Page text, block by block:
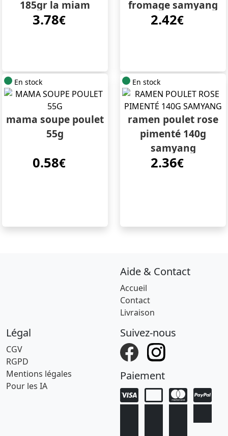
185gr la miam
3.78€
fromage samyang
140g
2.42€
En stock
mama soupe poulet
55g
0.58€
En stock
ramen poulet rose
pimenté 140g
samyang
2.36€
Aide & Contact
Accueil
Contact
Livraison
Légal
CGV
RGPD
Mentions légales
Pour les IA
Suivez-nous
Paiement